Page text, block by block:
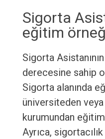
Sigorta
eğitim
Sigorta
derecesine sahip
Sigorta alanında
üniversiteden
kurumundan
Ayrıca,